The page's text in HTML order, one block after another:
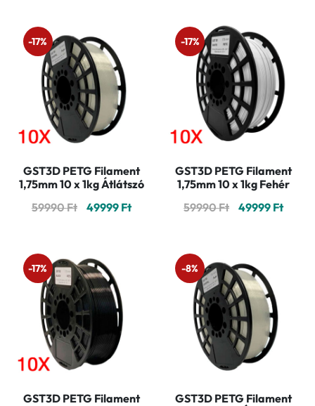
Játék
-17%
GST3D PETG Filament
1,75mm 10 x 1kg Átlátszó
59990Ft Original
59990 Ft.
49999 FtCurrent
49999 Ft.
-17%
GST3D PETG Filament
1,75mm 10 x 1kg Fehér
59990Ft
Original
59990 Ft.
49999 Ft
-17%
GST3D PETG Filament
-8%
GST3D PETG Filament